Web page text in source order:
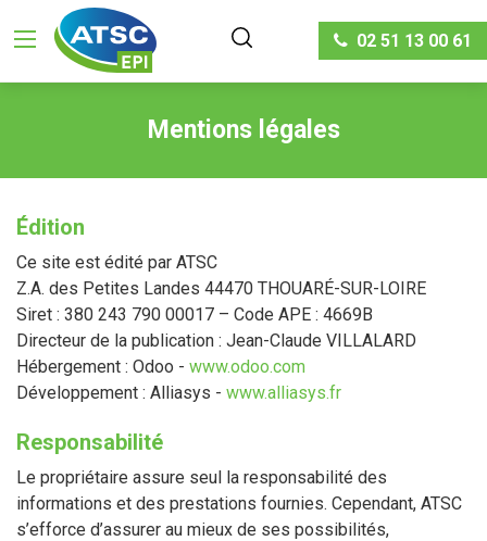
02 51 13 00 61
Mentions légales
Édition
Ce site est édité par ATSC
Z.A. des Petites Landes 44470 THOUARÉ-SUR-LOIRE
Siret : 380 243 790 00017 – Code APE : 4669B
Directeur de la publication : Jean-Claude VILLALARD
Hébergement : Odoo - www.odoo.com
Développement : Alliasys - www.alliasys.fr
Responsabilité
Le propriétaire assure seul la responsabilité des
informations et des prestations fournies. Cependant, ATSC
s’efforce d’assurer au mieux de ses possibilités,